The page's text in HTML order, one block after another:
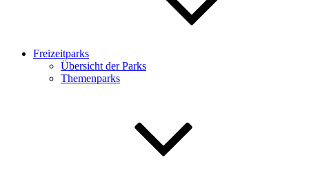
Freizeitparks
Übersicht der Parks
Themenparks